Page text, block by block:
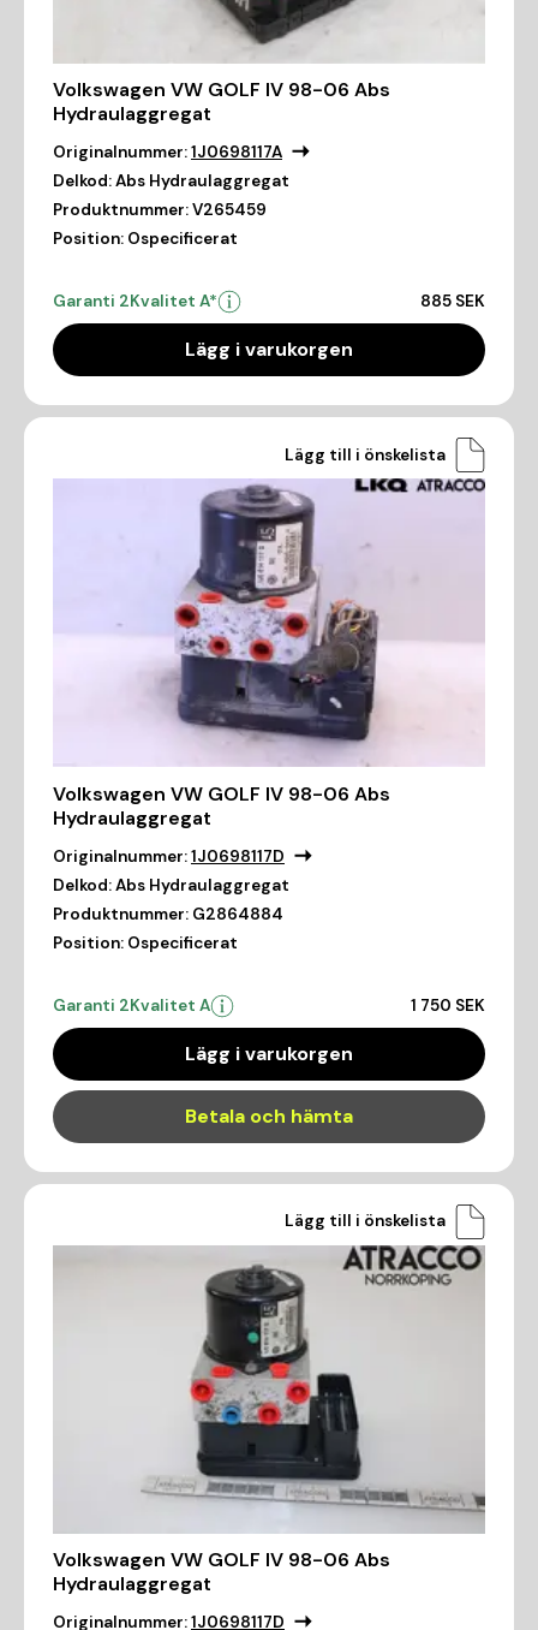
Volkswagen VW GOLF IV 98-06 Abs
Hydraulaggregat
Originalnummer:1J0698117A
Delkod:Abs Hydraulaggregat
Produktnummer:V265459
Position: Ospecificerat
Garanti 2Kvalitet A* 885 SEK
Lägg i varukorgen
Lägg till i önskelista
Volkswagen VW GOLF IV 98-06 Abs
Hydraulaggregat
Originalnummer:1J0698117D
Delkod:Abs Hydraulaggregat
Produktnummer: G2864884
Position: Ospecificerat
Garanti 2Kvalitet A 1 750 SEK
Lägg i varukorgen
Betala och hämta
Lägg till i önskelista
Volkswagen VW GOLF IV 98-06 Abs
Hydraulaggregat
Originalnummer:1J0698117D